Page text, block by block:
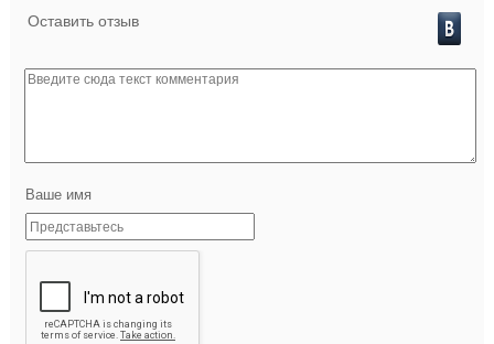
Оставить отзыв
Ваше имя